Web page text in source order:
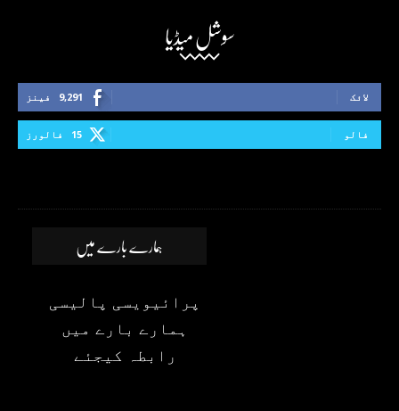
سوشل میڈیا
9,291 فینز لائک
15 فالورز فالو
ہمارے بارے میں
پرائیویسی پالیسی
ہمارے بارے میں
رابطہ کیجئے